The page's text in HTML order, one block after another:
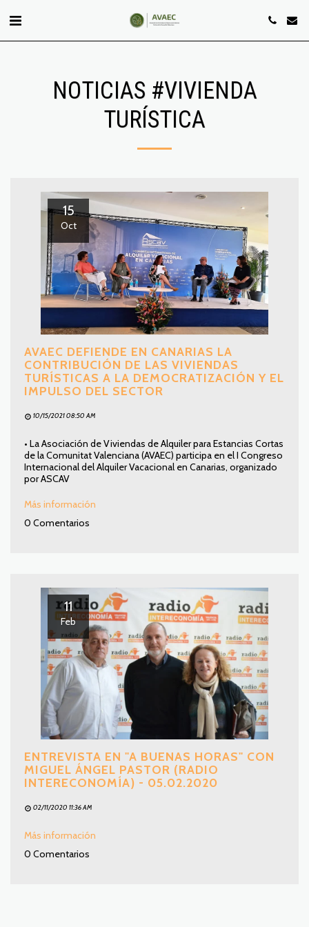
NOTICIAS #VIVIENDA
TURÍSTICA
15
Oct
AVAEC DEFIENDE EN CANARIAS LA
CONTRIBUCIÓN DE LAS VIVIENDAS
TURÍSTICAS A LA DEMOCRATIZACIÓN Y EL
IMPULSO DEL SECTOR
10/15/2021 08:50 AM
• La Asociación de Viviendas de Alquiler para Estancias Cortas
de la Comunitat Valenciana (AVAEC) participa en el I Congreso
Internacional del Alquiler Vacacional en Canarias, organizado
por ASCAV
Más información
0 Comentarios
11
Feb
ENTREVISTA EN "A BUENAS HORAS" CON
MIGUEL ÁNGEL PASTOR (RADIO
INTERECONOMÍA) - 05.02.2020
02/11/2020 11:36 AM
Más información
0 Comentarios